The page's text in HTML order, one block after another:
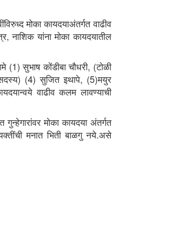
मोका कायदयाअंतर्गत वाढीव
नाशिक यांना मोका कायदयातील
(1) सुभाष कोंडीबा चौधरी, (टोळी
(4) सुजित इथापे, (5)मयुर
वाढीव कलम लावण्याची
गुन्हेगारांवर मोका कायदया अंतर्गत
मनात भिती बाळगु नये.असे